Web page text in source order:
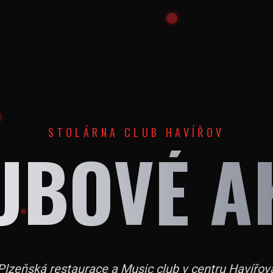
STOLÁRNA CLUB HAVÍŘOV
restaurace a Music club v centru